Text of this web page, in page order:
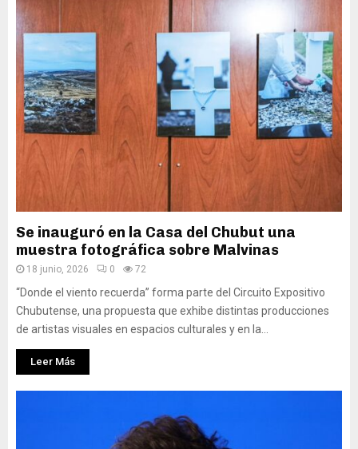
Se inauguró en la Casa del Chubut una
muestra fotográfica sobre Malvinas
18 junio, 2026 0 72
“Donde el viento recuerda” forma parte del Circuito Expositivo
Chubutense, una propuesta que exhibe distintas producciones
de artistas visuales en espacios culturales y en la...
Leer Más